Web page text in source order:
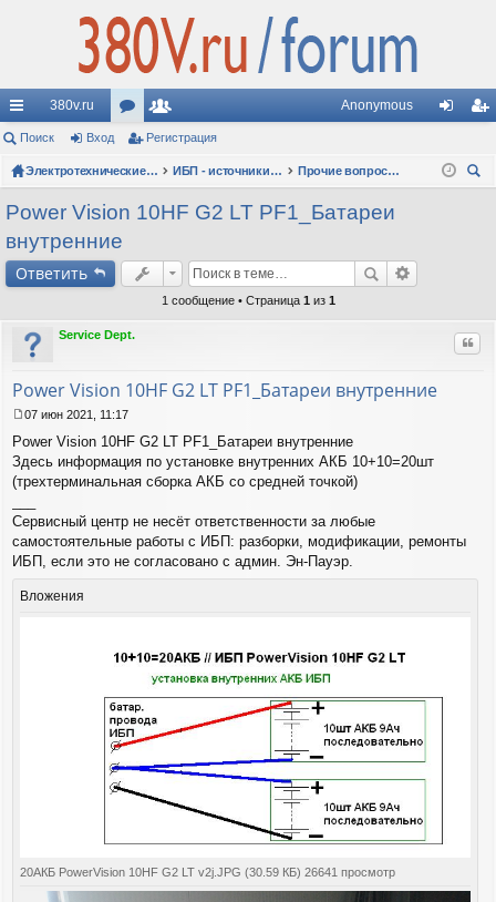
с
ы
лк
и
380v.ru
ор
ум
ы
ол
ьз
ов
Anonymous
д ис
Поиск Вход Регистрация
Электротехнические форумы ИБП - источники бесперебойного питания
Прочие вопросы по ИБП
Power Vision 10HF G2 LT PF1_Батареи
внутренние
Ответить
1 сообщение • Страница 1 из 1
Service Dept.
Power Vision 10HF G2 LT PF1_Батареи внутренние
о
о
б
щ
е
н
и
е
07 июн 2021, 11:17
Power Vision 10HF G2 LT PF1_Батареи внутренние
Здесь информация по установке внутренних АКБ 10+10=20шт
(трехтерминальная сборка АКБ со средней точкой)
Сервисный центр не несёт ответственности за любые
самостоятельные работы с ИБП: разборки, модификации, ремонты
ИБП, если это не согласовано с админ. Эн-Пауэр.
Вложения
20АКБ PowerVision 10HF G2 LT v2j.JPG (30.59 КБ) 26641 просмотр